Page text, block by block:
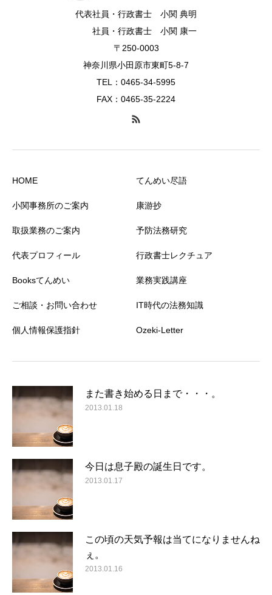
代表社員・行政書士 小関 典明
社員・行政書士 小関 康一
〒250-0003
神奈川県小田原市東町5-8-7
TEL：0465-34-5995
FAX：0465-35-2224
HOME
小関事務所のご案内
取扱業務のご案内
代表プロフィール
Booksてんめい
ご相談・お問い合わせ
個人情報保護指針
てんめい尽語
康游抄
予防法務研究
行政書士レクチュア
業務実践講座
IT時代の法務知識
Ozeki-Letter
また書き始める日まで・・・。
2013.01.18
今日は息子殿の誕生日です。
2013.01.17
この頃の天気予報は当てになりませんね
ぇ。
2013.01.16